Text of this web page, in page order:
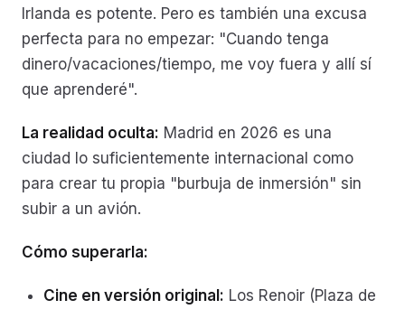
Irlanda es potente. Pero es también una excusa
perfecta para no empezar: "Cuando tenga
dinero/vacaciones/tiempo, me voy fuera y allí sí
que aprenderé".
La realidad oculta: Madrid en 2026 es una
ciudad lo suficientemente internacional como
para crear tu propia "burbuja de inmersión" sin
subir a un avión.
Cómo superarla:
Cine en versión original: Los Renoir (Plaza de